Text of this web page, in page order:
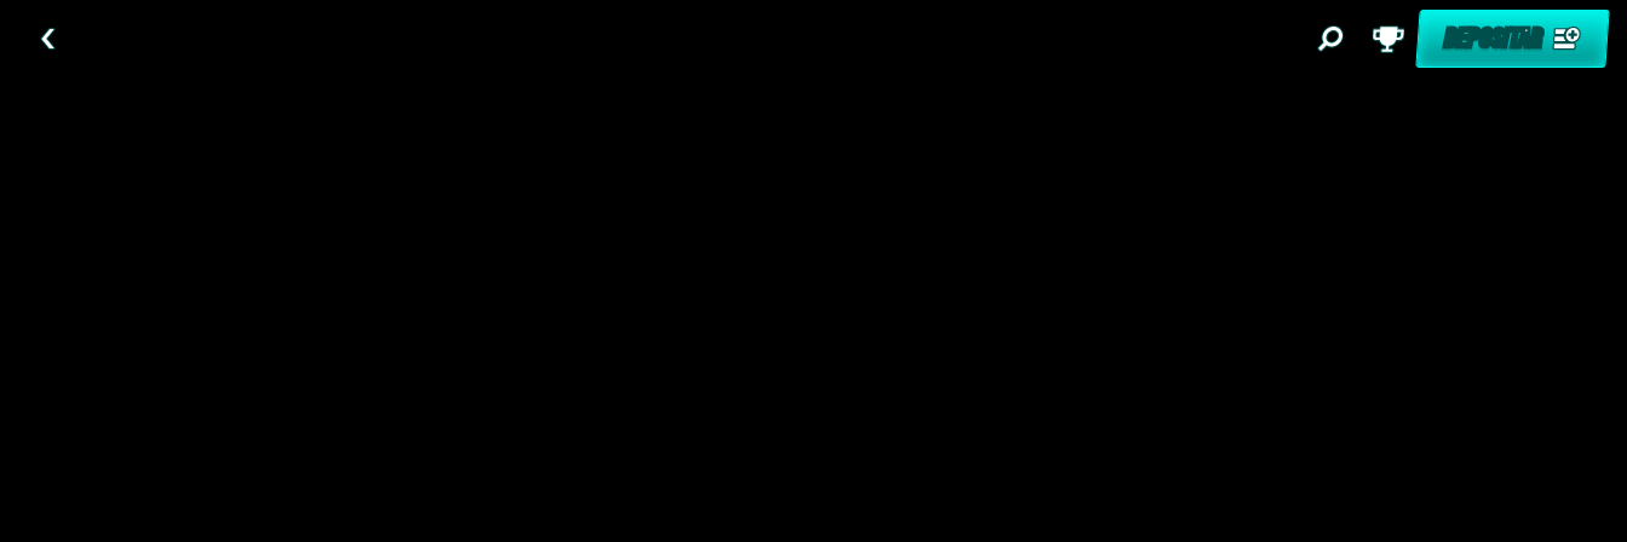
DEPOSITAR